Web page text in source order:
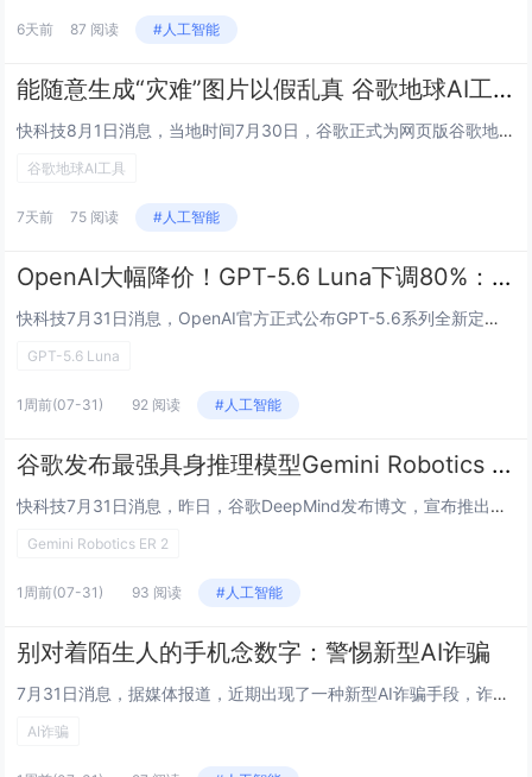
6天前 87 阅读 #人工智能
能随意生成“灾难”图片以假乱真 谷歌地球AI工具上线不到一天就遭下架
快科技8月1日消息，当地时间7月30日，谷歌正式为网页版谷歌地球上线AI图像生成工具，依托Gemini旗下Nano Banana 2大模型，用户只需要定位全球任意地点，输入文字指令，就能基于真实卫星航拍底图生成全新场景。谷歌最初介绍，这项功...
谷歌地球AI工具
7天前 75 阅读 #人工智能
OpenAI大幅降价！GPT-5.6 Luna下调80%：性价比超DeepSeek V4 Pro
快科技7月31日消息，OpenAI官方正式公布GPT-5.6系列全新定价方案，本次调价仅针对Terra、Luna两款中端、轻量级模型，旗舰GPT-5.6 Sol定价维持不变。其中，面向批量轻量化推理场景的Luna迎来史上最大幅度调价，输入、...
GPT-5.6 Luna
1周前(07-31) 92 阅读 #人工智能
谷歌发布最强具身推理模型Gemini Robotics ER 2：支持连续视频理解与多机器人协作
快科技7月31日消息，昨日，谷歌DeepMind发布博文，宣布推出一款全新的、面向机器人的人工智能模型，声称可使人形机器人能够协调全身动作。新模型名为Gemini Robotics 2，其能够让机器人在执行任务时完成行走、下蹲、操控物体等动...
Gemini Robotics ER 2
1周前(07-31) 93 阅读 #人工智能
别对着陌生人的手机念数字：警惕新型AI诈骗
7月31日消息，据媒体报道，近期出现了一种新型AI诈骗手段，诈骗团伙借助老年人进行行骗。他们让老人以“看不清银行卡号”为由，诱骗热心的路人对着正在视频通话的手机朗读银行卡号或一些看似无关的数字组合，从而在不知不觉中获取受害者的敏感信息。骗子...
AI诈骗